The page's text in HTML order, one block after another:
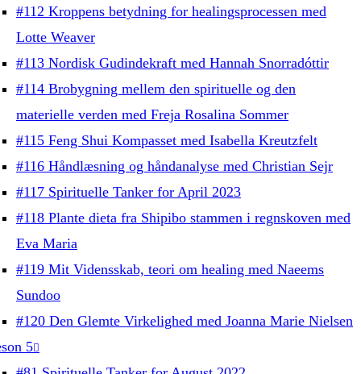
#112 Kroppens betydning for healingsprocessen med
Lotte Weaver
#113 Nordisk Gudindekraft med Hannah Snorradóttir
#114 Brobygning mellem den spirituelle og den
materielle verden med Freja Rosalina Sommer
#115 Feng Shui Kompasset med Isabella Kreutzfelt
#116 Håndlæsning og håndanalyse med Christian Sejr
#117 Spirituelle Tanker for April 2023
#118 Plante dieta fra Shipibo stammen i regnskoven med
Eva Maria
#119 Mit Vidensskab, teori om healing med Naeems
Sundoo
#120 Den Glemte Virkelighed med Joanna Marie Nielsen
5